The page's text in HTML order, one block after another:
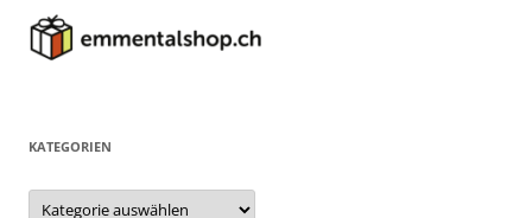
KATEGORIEN
Kategorien